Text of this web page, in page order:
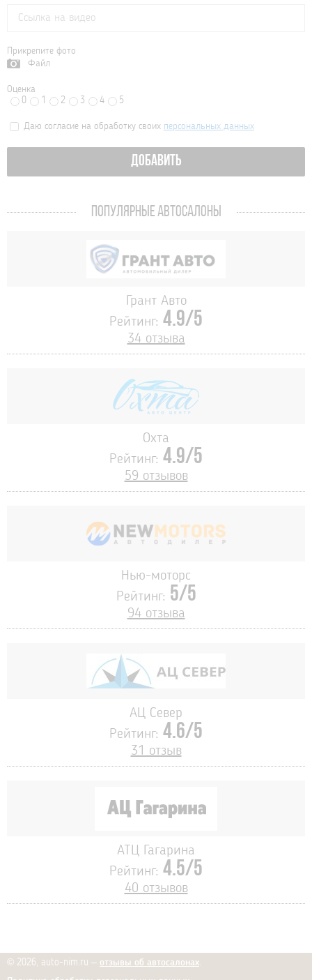
Прикрепите фото
Файл
Оценка
0
1 2 3 4 5
Даю согласие на обработку своих персональных данных
ДОБАВИТЬ
ПОПУЛЯРНЫЕ АВТОСАЛОНЫ
Грант Авто
Рейтинг: 4.9/5
34 отзыва
Охта
Рейтинг: 4.9/5
59 отзывов
Нью-моторс
Рейтинг: 5/5
94 отзыва
АЦ Север
Рейтинг: 4.6/5
31 отзыв
АТЦ Гагарина
Рейтинг: 4.5/5
40 отзывов
© 2026, auto-nim.ru – отзывы об автосалонах